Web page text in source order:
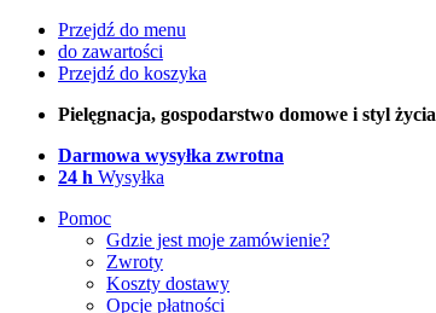
Przejdź do menu
do zawartości
Przejdź do koszyka
Pielęgnacja, gospodarstwo domowe i styl życia
Darmowa wysyłka zwrotna
24 h Wysyłka
Pomoc
Gdzie jest moje zamówienie?
Zwroty
Koszty dostawy
Opcje płatności